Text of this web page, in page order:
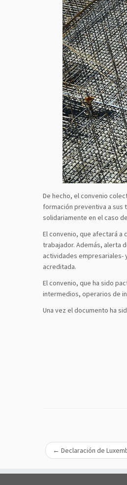
De hecho, el convenio
formación preventiva a sus
solidariamente en el caso
El convenio, que afectará a
trabajador. Además, alerta
actividades empresariales-
acreditada.
El convenio, que ha sido
intermedios, operarios de
Una vez el documento ha
← Declaración de